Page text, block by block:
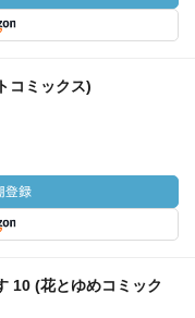
コミックス)
10 (花とゆめコミック